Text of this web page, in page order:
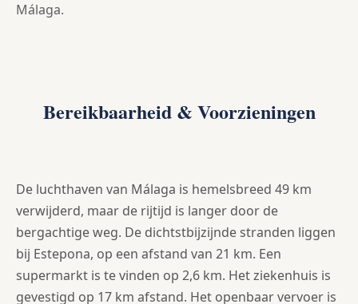
Málaga.
Bereikbaarheid & Voorzieningen
De luchthaven van Málaga is hemelsbreed 49 km
verwijderd, maar de rijtijd is langer door de
bergachtige weg. De dichtstbijzijnde stranden liggen
bij Estepona, op een afstand van 21 km. Een
supermarkt is te vinden op 2,6 km. Het ziekenhuis is
gevestigd op 17 km afstand. Het openbaar vervoer is